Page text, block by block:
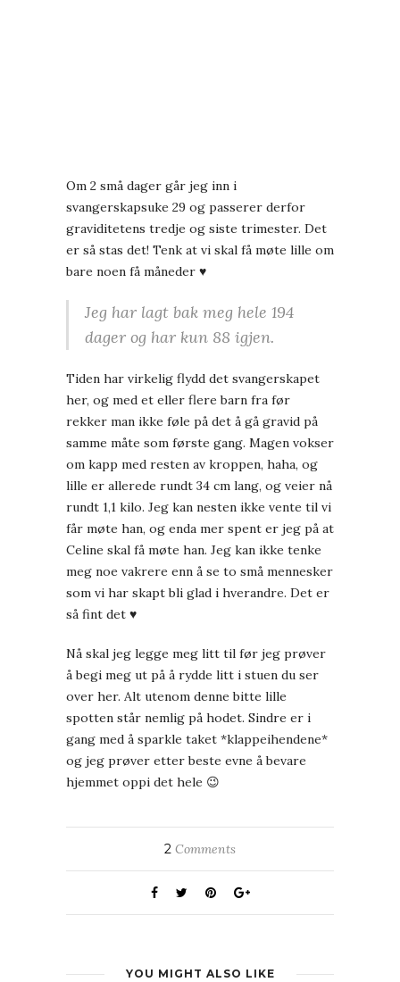
Om 2 små dager går jeg inn i
svangerskapsuke 29 og passerer derfor
graviditetens tredje og siste trimester. Det
er så stas det! Tenk at vi skal få møte lille om
bare noen få måneder ♥
Jeg har lagt bak meg hele 194
dager og har kun 88 igjen.
Tiden har virkelig flydd det svangerskapet
her, og med et eller flere barn fra før
rekker man ikke føle på det å gå gravid på
samme måte som første gang. Magen vokser
om kapp med resten av kroppen, haha, og
lille er allerede rundt 34 cm lang, og veier nå
rundt 1,1 kilo. Jeg kan nesten ikke vente til vi
får møte han, og enda mer spent er jeg på at
Celine skal få møte han. Jeg kan ikke tenke
meg noe vakrere enn å se to små mennesker
som vi har skapt bli glad i hverandre. Det er
så fint det ♥
Nå skal jeg legge meg litt til før jeg prøver
å begi meg ut på å rydde litt i stuen du ser
over her. Alt utenom denne bitte lille
spotten står nemlig på hodet. Sindre er i
gang med å sparkle taket *klappeihendene*
og jeg prøver etter beste evne å bevare
hjemmet oppi det hele 😉
2 Comments
YOU MIGHT ALSO LIKE